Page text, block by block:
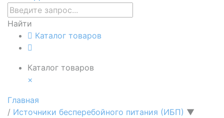
Найти
Каталог товаров
Каталог товаров
×
Главная
/ Источники бесперебойного питания (ИБП) ▼